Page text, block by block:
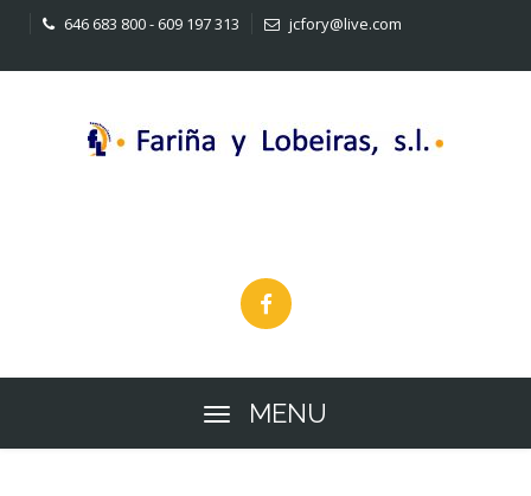
646 683 800 - 609 197 313 jcfory@live.com
MENU